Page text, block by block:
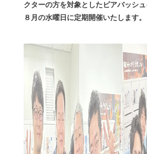
クターの方を対象としたビアバッシ
８月の水曜日に定期開催いたします。